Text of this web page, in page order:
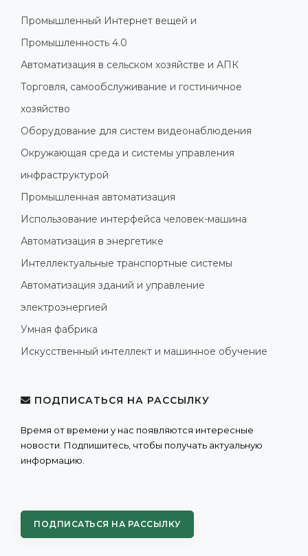
Промышленный Интернет вещей и
Промышленность 4.0
Автоматизация в сельском хозяйстве и АПК
Торговля, самообслуживание и гостиничное
хозяйство
Оборудование для систем видеонаблюдения
Окружающая среда и системы управления
инфраструктурой
Промышленная автоматизация
Использование интерфейса человек-машина
Автоматизация в энергетике
Интеллектуальные транспортные системы
Автоматизация зданий и управление
электроэнергией
Умная фабрика
Искусственный интеллект и машинное обучение
ПОДПИСАТЬСЯ НА РАССЫЛКУ
Время от времени у нас появляются интересные
новости. Подпишитесь, чтобы получать актуальную
информацию.
ПОДПИСАТЬСЯ НА РАССЫЛКУ